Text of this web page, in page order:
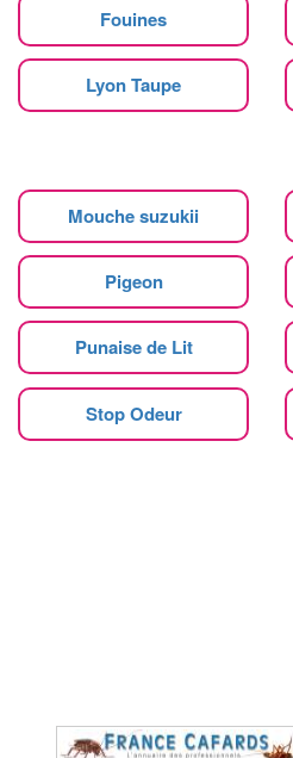
Fouines
Lyon Taupe
Mouche suzukii
Pigeon
Punaise de Lit
Stop Odeur